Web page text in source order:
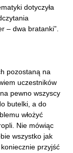
dotyczyła
– dwa bratanki”.
pozostaną na
uczestników
pewno wszyscy
butelki, a do
włożyć
Nie mówiąc
wszystko jak
przyjść